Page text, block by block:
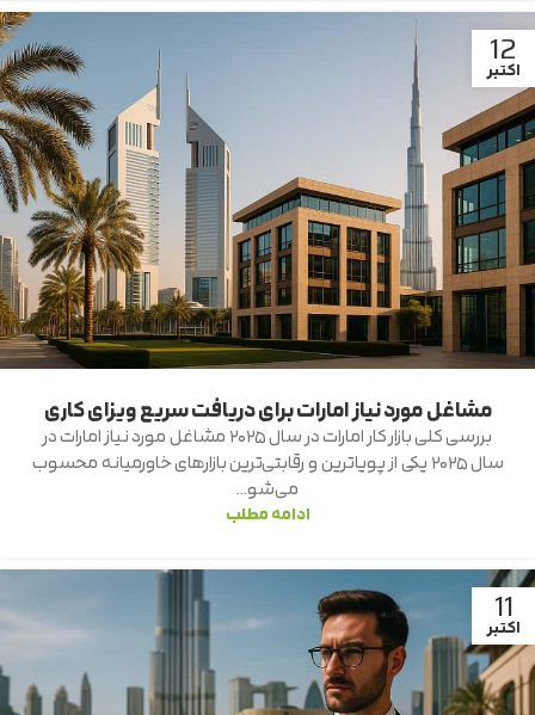
12
اکتبر
مشاغل مورد نیاز امارات برای دریافت سریع ویزای کاری
بررسی کلی بازار کار امارات در سال ۲۰۲۵ مشاغل مورد نیاز امارات در
سال ۲۰۲۵ یکی از پویاترین و رقابتی‌ترین بازارهای خاورمیانه محسوب
می‌شو...
ادامه مطلب
11
اکتبر